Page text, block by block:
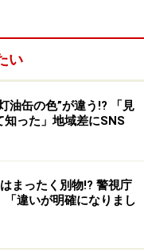
～200km/hというも
い
油缶の色”が違う!? 「見
った」地域差にSNS
まったく別物!? 警視庁
違いが明確になりまし